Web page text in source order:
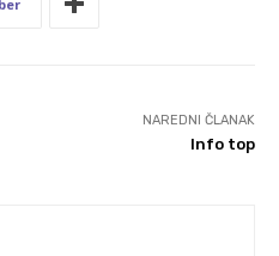
NAREDNI ČLANAK
Info top